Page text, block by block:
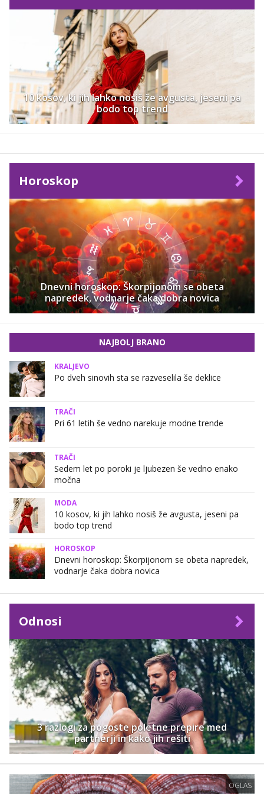
10 kosov, ki jih lahko nosiš že avgusta, jeseni pa
bodo top trend
Horoskop
Dnevni horoskop: Škorpijonom se obeta
napredek, vodnarje čaka dobra novica
NAJBOLJ BRANO
KRALJEVO
Po dveh sinovih sta se razveselila še deklice
TRAČI
Pri 61 letih še vedno narekuje modne trende
TRAČI
Sedem let po poroki je ljubezen še vedno enako
močna
MODA
10 kosov, ki jih lahko nosiš že avgusta, jeseni pa
bodo top trend
HOROSKOP
Dnevni horoskop: Škorpijonom se obeta napredek,
vodnarje čaka dobra novica
Odnosi
3 razlogi za pogoste poletne prepire med
partnerji in kako jih rešiti
OGLAS